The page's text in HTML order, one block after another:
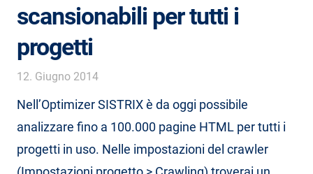
scansionabili per tutti i
progetti
12. Giugno 2014
Nell’Optimizer SISTRIX è da oggi possibile
analizzare fino a 100.000 pagine HTML per tutti i
progetti in uso. Nelle impostazioni del crawler